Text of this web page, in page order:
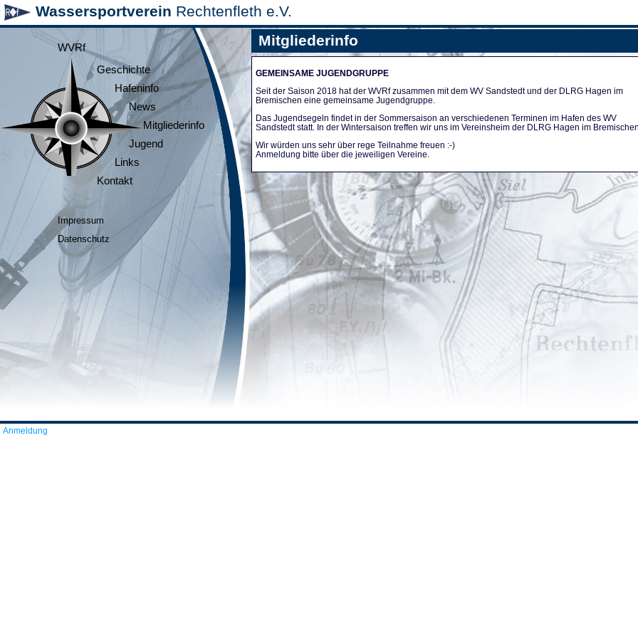
Wassersportverein Rechtenfleth e.V.
WVRf
Geschichte
Hafeninfo
News
Mitgliederinfo
Jugend
Links
Kontakt
Impressum
Datenschutz
Mitgliederinfo
GEMEINSAME JUGENDGRUPPE
Seit der Saison 2018 hat der WVRf zusammen mit dem WV Sandstedt und der DLRG Hagen im
Bremischen eine gemeinsame Jugendgruppe.
Das Jugendsegeln findet in der Sommersaison an verschiedenen Terminen im Hafen des WV
Sandstedt statt. In der Wintersaison treffen wir uns im Vereinsheim der DLRG Hagen im
Wir würden uns sehr über rege Teilnahme freuen :-)
Anmeldung bitte über die jeweiligen Vereine.
Anmeldung